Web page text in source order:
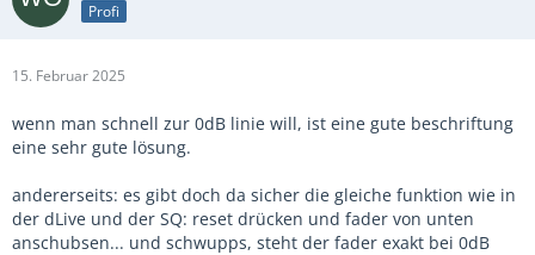
Profi
15. Februar 2025
wenn man schnell zur 0dB linie will, ist eine gute beschriftung
eine sehr gute lösung.
andererseits: es gibt doch da sicher die gleiche funktion wie in
der dLive und der SQ: reset drücken und fader von unten
anschubsen... und schwupps, steht der fader exakt bei 0dB